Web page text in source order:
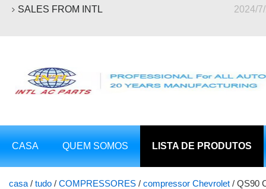
SALES FROM INTL 2024/
CASA QUEM SOMOS LISTA DE PRODUTOS
casa / tudo / COMPRESSORES / compressor Chevrolet / QS90